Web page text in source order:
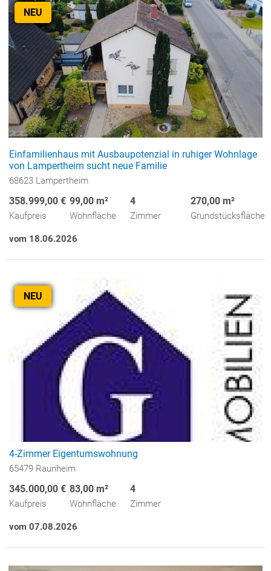
NEU
Einfamilienhaus mit Ausbaupotenzial in ruhiger Wohnlage
von Lampertheim sucht neue Familie
68623 Lampertheim
358.999,00 €
Kaufpreis
99,00 m²
Wohnfläche
4
Zimmer
270,00 m²
Grundstücksfläche
vom 18.06.2026
NEU
4-Zimmer Eigentumswohnung
65479 Raunheim
345.000,00 €
Kaufpreis
83,00 m²
Wohnfläche
4
Zimmer
vom 07.08.2026